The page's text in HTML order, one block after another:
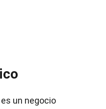
un negocio